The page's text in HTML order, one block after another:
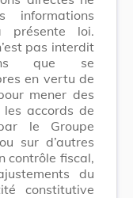
présente loi.
pas interdit
que se
en vertu de
mener des
les accords de
le Groupe
sur d’autres
contrôle fiscal,
du
constitutive